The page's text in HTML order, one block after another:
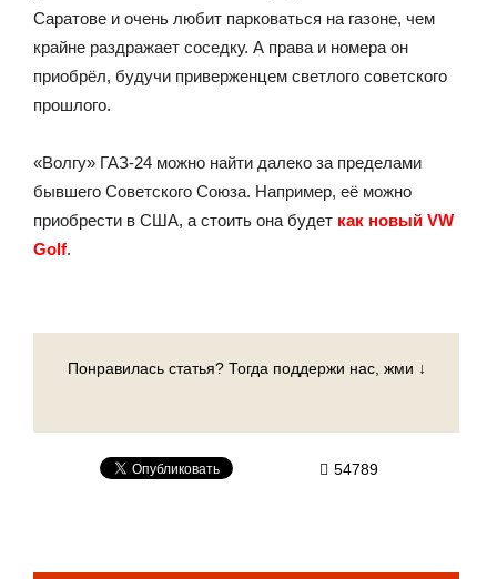
Саратове и очень любит парковаться на газоне, чем
крайне раздражает соседку. А права и номера он
приобрёл, будучи приверженцем светлого советского
прошлого.
«Волгу» ГАЗ-24 можно найти далеко за пределами
бывшего Советского Союза. Например, её можно
приобрести в США, а стоить она будет как новый VW
Golf.
Понравилась статья? Тогда поддержи нас, жми ↓
54789